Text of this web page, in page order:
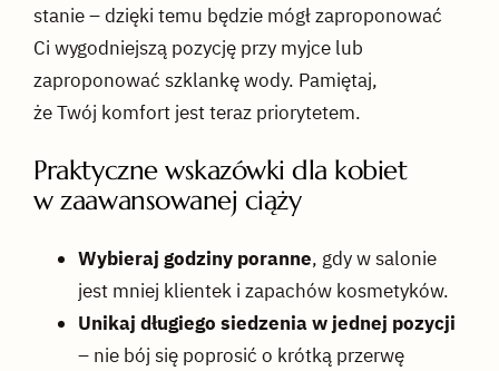
stanie – dzięki temu będzie mógł zaproponować
Ci wygodniejszą pozycję przy myjce lub
zaproponować szklankę wody. Pamiętaj,
że Twój komfort jest teraz priorytetem.
Praktyczne wskazówki dla kobiet
w zaawansowanej ciąży
Wybieraj godziny poranne, gdy w salonie
jest mniej klientek i zapachów kosmetyków.
Unikaj długiego siedzenia w jednej pozycji
– nie bój się poprosić o krótką przerwę